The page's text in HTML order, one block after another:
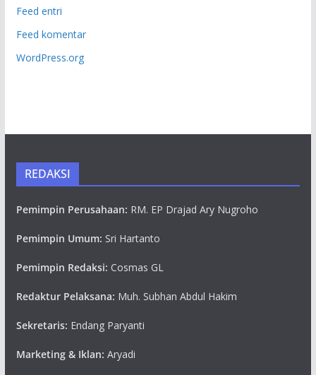
Feed entri
Feed komentar
WordPress.org
REDAKSI
Pemimpin Perusahaan: RM. EP Drajad Ary Nugroho
Pemimpin Umum: Sri Hartanto
Pemimpin Redaksi: Cosmas GL
Redaktur Pelaksana: Muh. Subhan Abdul Hakim
Sekretaris: Endang Paryanti
Marketing & Iklan: Aryadi